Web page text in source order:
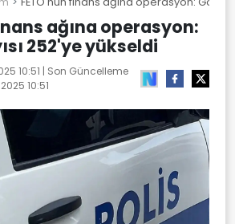
ağına operasyon:
252'ye yükseldi
10:51 | Son Güncelleme
10:51